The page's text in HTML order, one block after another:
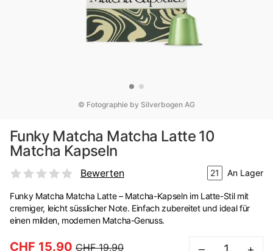
© Fotographie by Silverbogen AG
Funky Matcha Matcha Latte 10
Matcha Kapseln
Bewerten 21 An Lager
Funky Matcha Matcha Latte – Matcha-Kapseln im Latte-Stil mit
cremiger, leicht süsslicher Note. Einfach zubereitet und ideal für
einen milden, modernen Matcha-Genuss.
CHF 15.90 CHF 19.90